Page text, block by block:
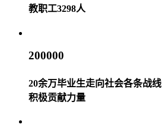
教职工3298人
200000
20余万毕业生走向社会各条战线
积极贡献力量